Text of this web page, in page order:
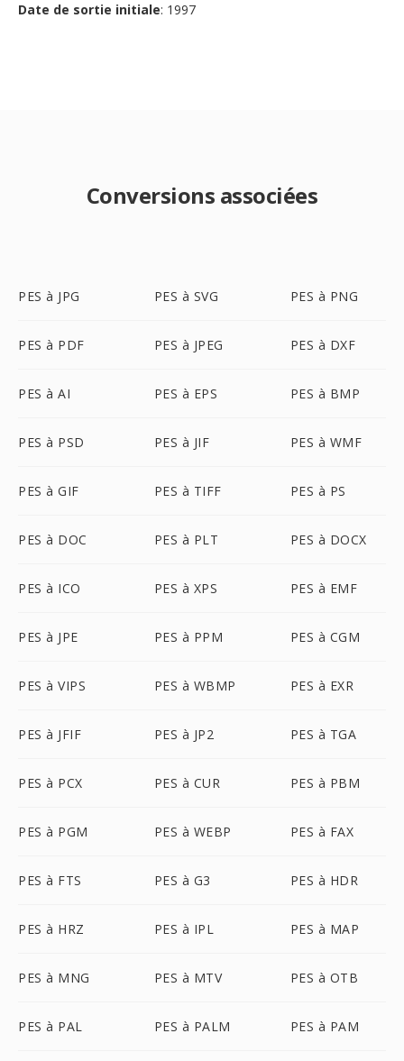
Date de sortie initiale: 1997
Conversions associées
PES à JPG PES à SVG PES à PNG
PES à PDF PES à JPEG PES à DXF
PES à AI PES à EPS PES à BMP
PES à PSD PES à JIF PES à WMF
PES à GIF PES à TIFF PES à PS
PES à DOC PES à PLT PES à DOCX
PES à ICO PES à XPS PES à EMF
PES à JPE PES à PPM PES à CGM
PES à VIPS PES à WBMP PES à EXR
PES à JFIF PES à JP2 PES à TGA
PES à PCX PES à CUR PES à PBM
PES à PGM PES à WEBP PES à FAX
PES à FTS PES à G3 PES à HDR
PES à HRZ PES à IPL PES à MAP
PES à MNG PES à MTV PES à OTB
PES à PAL PES à PALM PES à PAM